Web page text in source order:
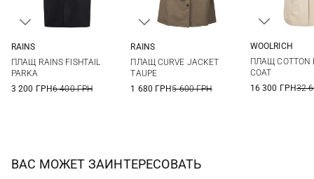
XL
RAINS
ПЛАЩ RAINS FISHTAIL
PARKA
3 200 ГРН6 400 ГРН
RAINS
ПЛАЩ CURVE JACKET
TAUPE
1 680 ГРН5 600 ГРН
WOOLRICH
ПЛАЩ COTTON
COAT
16 300 ГРН32
ВАС МОЖЕТ ЗАИНТЕРЕСОВАТЬ